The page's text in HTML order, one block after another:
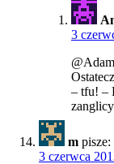
3
@Adam
– tfu! –
m pisze:
3 czerwca